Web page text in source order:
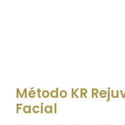
Método KR
Facial